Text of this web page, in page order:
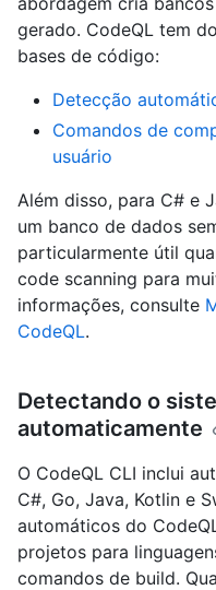
gerado. CodeQL tem
bases de código:
Detecção
Comandos de
usuário
Além disso, para C# e
um banco de dados
particularmente útil
code scanning para
informações, consulte
CodeQL.
Detectando o
automaticamente
O CodeQL CLI inclui
C#, Go, Java, Kotlin e
automáticos do
projetos para
comandos de build.